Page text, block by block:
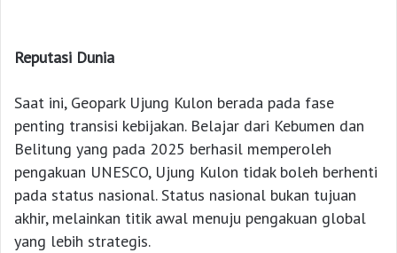
Reputasi Dunia
Saat ini, Geopark Ujung Kulon berada pada fase
penting transisi kebijakan. Belajar dari Kebumen dan
Belitung yang pada 2025 berhasil memperoleh
pengakuan UNESCO, Ujung Kulon tidak boleh berhenti
pada status nasional. Status nasional bukan tujuan
akhir, melainkan titik awal menuju pengakuan global
yang lebih strategis.